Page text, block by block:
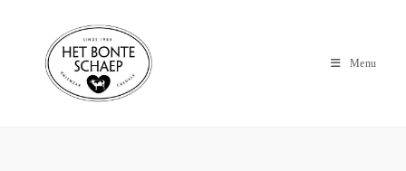
Menu